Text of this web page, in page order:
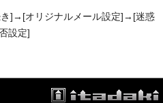
]→[オリジナルメール設定]→[迷惑
設定]